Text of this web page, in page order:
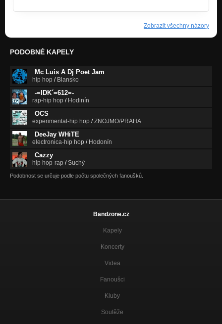
Zobrazit všechny názory
PODOBNÉ KAPELY
Mc Luis A Dj Poet Jam
hip hop / Blansko
-=IDK´=612=-
rap-hip hop / Hodinín
OCS
experimental-hip hop /ZNOJMO/PRAHA
DeeJay WHiTE
electronica-hip hop / Hodonín
Cazzy
hip hop-rap /Suchý
Podobnost se určuje podle počtu společných fanoušků.
Bandzone.cz
Kapely
Koncerty
Videa
Fanoušci
Kluby
Soutěže